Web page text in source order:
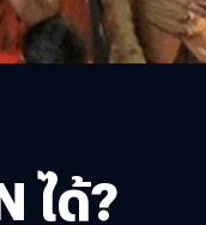
ได้?